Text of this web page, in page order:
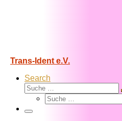
Trans-Ident e.V.
Search
Suche
Suche
Menü